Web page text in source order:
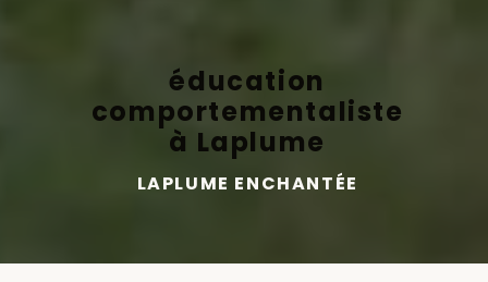
éducation
comportementaliste
à Laplume
LAPLUME ENCHANTÉE